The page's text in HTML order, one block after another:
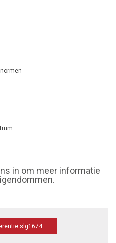
in om meer informatie
slg1674